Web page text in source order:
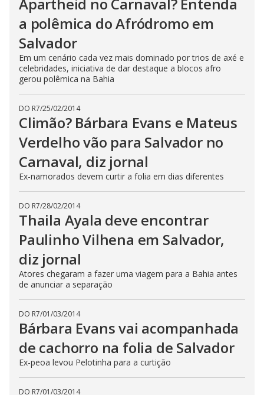
a polêmica do Afródromo em
Salvador
Em um cenário cada vez mais dominado por trios de axé e
celebridades, iniciativa de dar destaque a blocos afro
gerou polêmica na Bahia
DO R7/25/02/2014
Climão? Bárbara Evans e Mateus
Verdelho vão para Salvador no
Carnaval, diz jornal
Ex-namorados devem curtir a folia em dias diferentes
DO R7/28/02/2014
Thaila Ayala deve encontrar
Paulinho Vilhena em Salvador,
diz jornal
Atores chegaram a fazer uma viagem para a Bahia antes
de anunciar a separação
DO R7/01/03/2014
Bárbara Evans vai acompanhada
de cachorro na folia de Salvador
Ex-peoa levou Pelotinha para a curtição
DO R7/01/03/2014